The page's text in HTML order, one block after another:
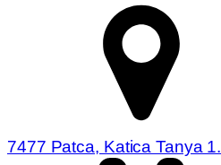
7477 Patca, Katica Tanya 1.